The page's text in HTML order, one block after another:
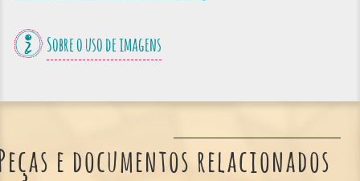
Sobre o uso de imagens
e documentos relacionados